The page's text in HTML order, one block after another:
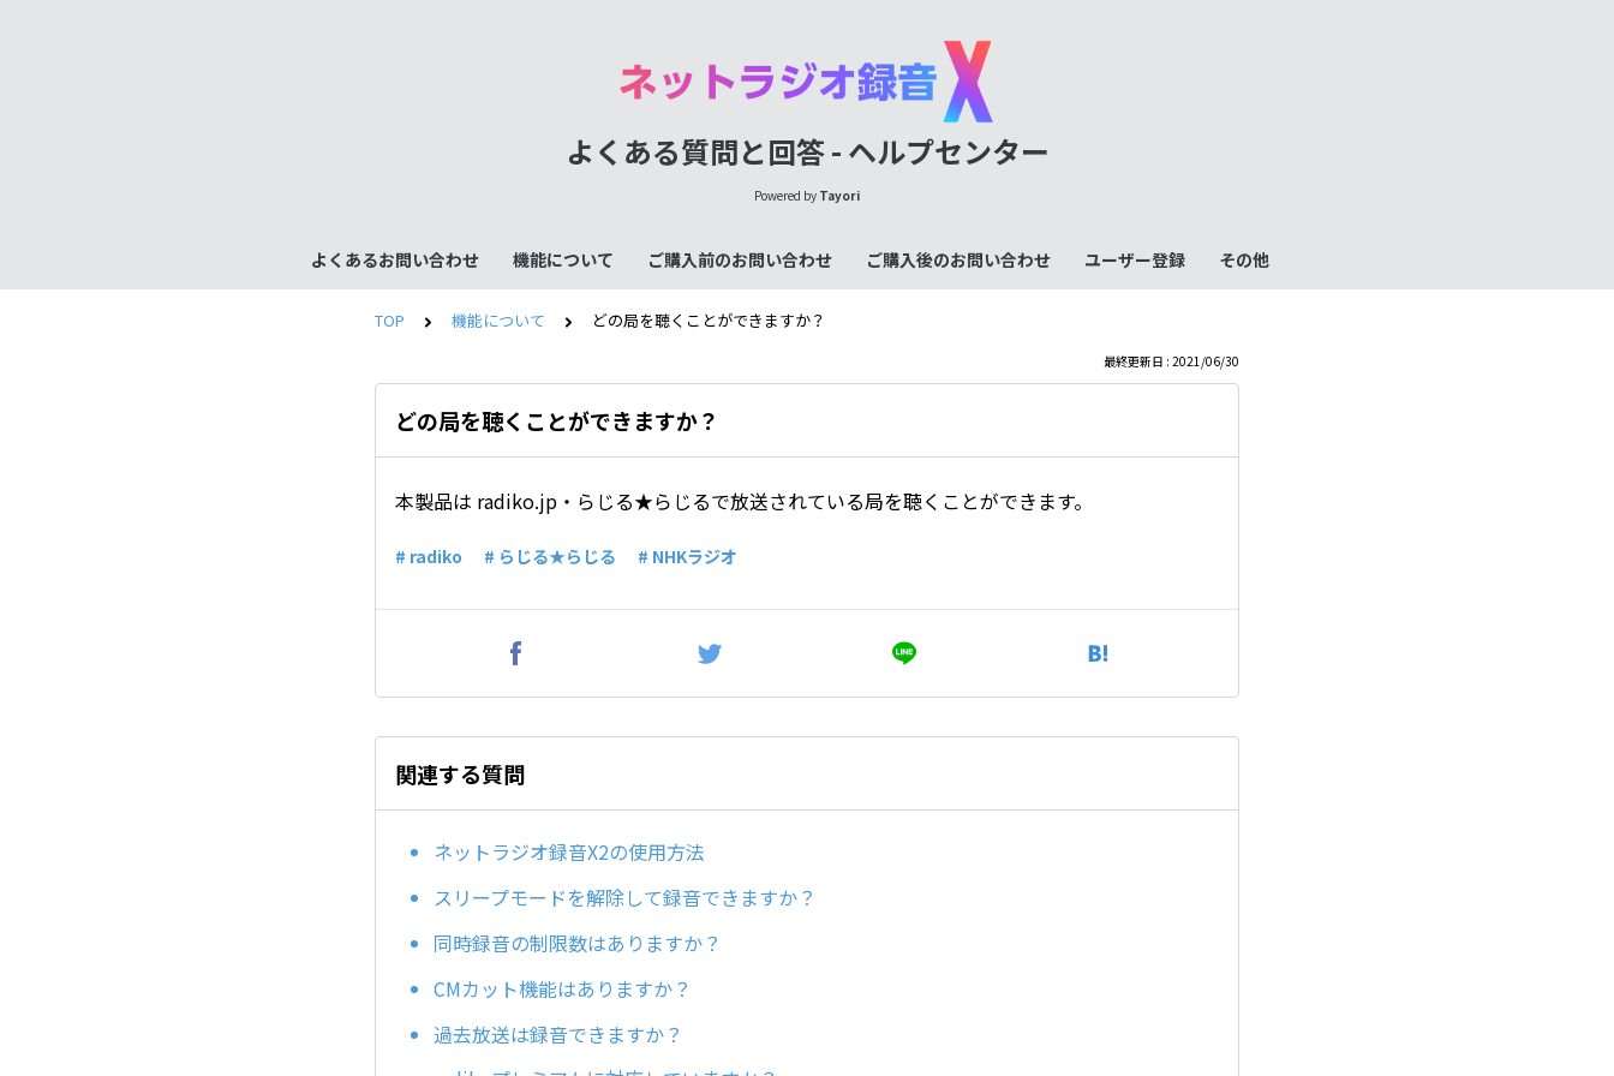
よくある質問と回答 - ヘルプセンター
Powered by Tayori
よくあるお問い合わせ 機能について ご購入前のお問い合わせ ご購入後のお問い合わせ ユーザー登録 その他
る
TOP 機能について どの局を聴くことができますか？
最終更新日 : 2021/06/30
どの局を聴くことができますか？
本製品は radiko.jp・らじる★らじるで放送されている局を聴くことができます。
# radiko # らじる★らじる # NHKラジオ
関連する質問
ネットラジオ録音X2の使用方法
スリープモードを解除して録音できますか？
同時録音の制限数はありますか？
CMカット機能はありますか？
過去放送は録音できますか？